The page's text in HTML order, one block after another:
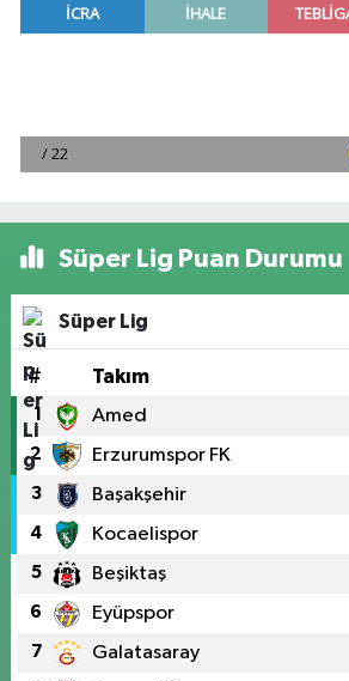
Süper Lig Puan Durumu
Süper Lig
# Takım
1 Amed
2 Erzurumspor FK
3 Başakşehir
4 Kocaelispor
5 Beşiktaş
6 Eyüpspor
7 Galatasaray